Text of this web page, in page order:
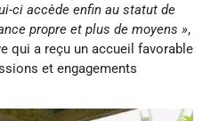
ci accède enfin au statut de
propre et plus de moyens »,
qui a reçu un accueil favorable
et engagements